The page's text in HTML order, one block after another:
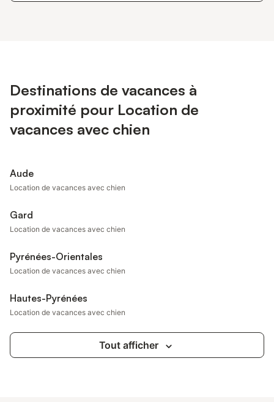
Destinations de vacances à
proximité pour Location de
vacances avec chien
Aude
Location de vacances avec chien
Gard
Location de vacances avec chien
Pyrénées-Orientales
Location de vacances avec chien
Hautes-Pyrénées
Location de vacances avec chien
Tout afficher